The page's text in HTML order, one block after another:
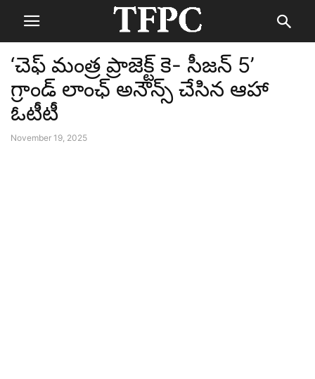
‘చెఫ్ మంత్ర ప్రాజెక్ట్ కె- సీజన్ 5’
గ్రాండ్ లాంఛ్ అనౌన్స్ చేసిన ఆహా
ఓటీటీ
November 19, 2025